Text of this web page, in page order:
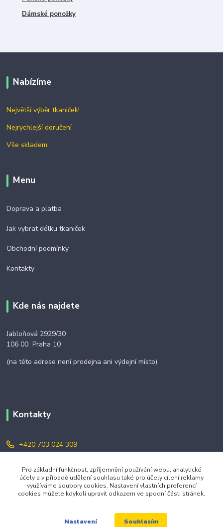
Dámské ponožky
Nabízíme
Největší výběr tkaniček!
Nejrychlejší doručení
Vše skladem
Menu
Doprava a platba
Jak vybrat délku tkaniček
Obchodní podmínky
Kontakty
Kde nás najdete
Jabloňová 2929/30
106 00 Praha 10
(na této adrese není prodejna ani výdejní místo)
Kontakty
+420 703 024 309
objednavky@zavazuj.cz
Pro základní funkčnost, zpříjemnění používání webu, analytické
účely a v případě udělení souhlasu také pro účely cílení reklamy
využíváme soubory cookies. Nastavení vlastních preferencí
cookies můžete kdykoli upravit odkazem ve spodní části stránek.
Nastavení Souhlasím